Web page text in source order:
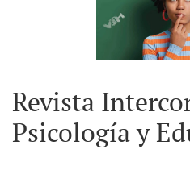
Revista
Psicología y